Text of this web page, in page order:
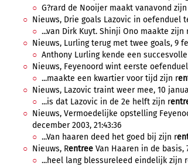
G?rard de Nooijer maakt vanavond
Nieuws, Drie goals Lazovic in oefenduel
...van Dirk Kuyt. Shinji Ono maakte zijn
Nieuws, Lurling terug met twee goals, 9
Anthony Lurling kende een
Nieuws, Feyenoord wint eerste oefenduel
...maakte een kwartier voor tijd zijn r
Nieuws, Lazovic traint weer mee, 10
...is dat Lazovic in de 2e helft zijn r
Nieuws, Vermoedelijke opstelling
december 2003, 21:43:36
...Van haaren deed het goed bij zijn r
Nieuws, Rentree Van Haaren in de basis,
...heel lang blessureleed eindelijk zijn r